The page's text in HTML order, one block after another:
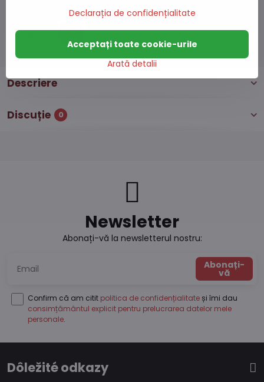
Număr depozit:S7#SK#B7318#1
Producător:
Descriere
Discuție 0
Newsletter
Abonați-vă la newsletterul nostru:
Abonați-
vă
Confirm că am citit politica de confidențialitate și îmi dau
consimțământul explicit pentru prelucrarea datelor mele
personale.
Dôležité odkazy
Declarația de confidențialitate
Arată detalii
Acceptați toate cookie-urile